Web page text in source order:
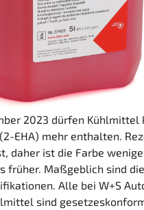
2023 dürfen Kühlmittel
EHA) mehr enthalten.
daher ist die Farbe
früher. Maßgeblich sind die
Alle bei W+S
sind